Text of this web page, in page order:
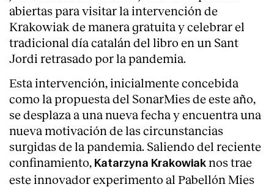
About
abiertas para visitar la intervención de
Krakowiak de manera gratuita y celebrar el
tradicional día catalán del libro en un Sant
Jordi retrasado por la pandemia.
Esta intervención, inicialmente concebida
como la propuesta del SonarMies de este año,
se desplaza a una nueva fecha y encuentra una
nueva motivación de las circunstancias
surgidas de la pandemia. Saliendo del reciente
confinamiento, Katarzyna Krakowiak nos trae
este innovador experimento al Pabellón Mies